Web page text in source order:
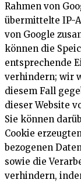
Rahmen von
übermittelte IP-
von Google
können die
entsprechende
verhindern; wir
diesem Fall
dieser Website
Sie können
Cookie
bezogenen
sowie die
verhindern,